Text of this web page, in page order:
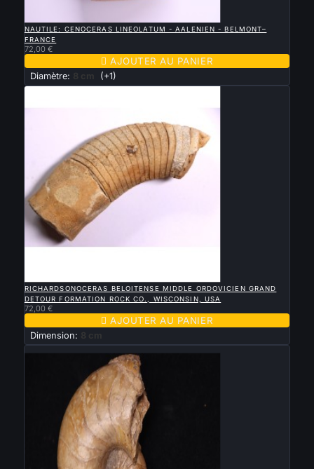
NAUTILE: CENOCERAS LINEOLATUM - AALENIEN - BELMONT–
FRANCE
72,00 €
 AJOUTER AU PANIER
Diamètre: 8 cm (+1)
RICHARDSONOCERAS BELOITENSE MIDDLE ORDOVICIEN GRAND
DETOUR FORMATION ROCK CO., WISCONSIN, USA
72,00 €
 AJOUTER AU PANIER
Dimension: 8 cm